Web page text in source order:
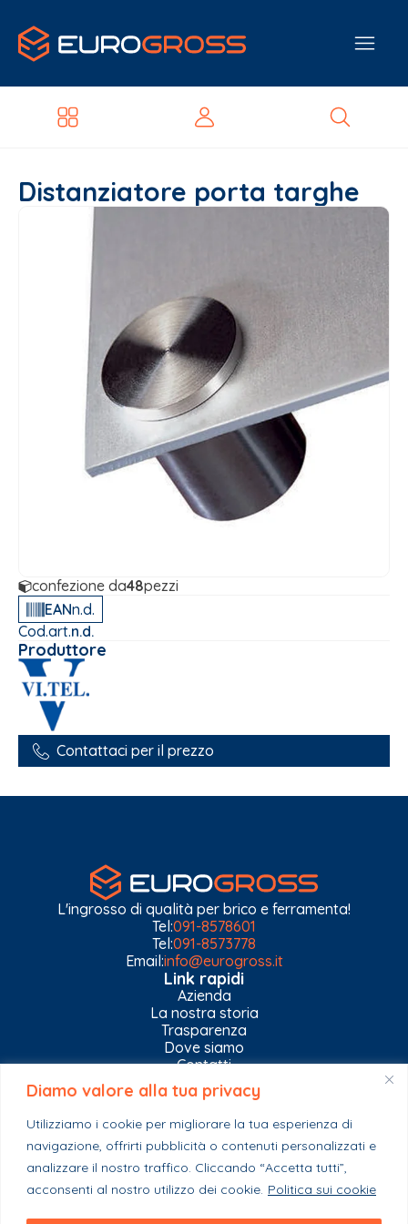
Diamo valore alla tua privacy
Utilizziamo i cookie per migliorare la tua esperienza di
navigazione, offrirti pubblicità o contenuti personalizzati e
analizzare il nostro traffico. Cliccando “Accetta tutti”,
acconsenti al nostro utilizzo dei cookie. Politica sui cookie
Distanziatore porta targhe
confezione da48pezzi
EANn.d.
Cod.art.n.d.
Produttore
Contattaci per il prezzo
L'ingrosso di qualità per brico e ferramenta!
Tel:091-8578601
Tel:091-8573778
Email:info@eurogross.it
Link rapidi
Azienda
La nostra storia
Trasparenza
Dove siamo
Contatti
Privacy Policy
Gestisci impostazioni Cookies
Esplora il catalogo
Casa
Ferramenta & Co.
Giardino e agricoltura